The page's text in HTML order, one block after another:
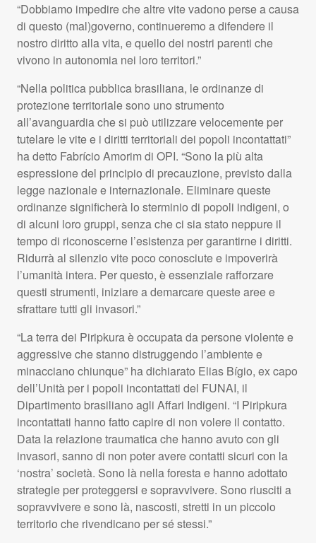
“Dobbiamo impedire che altre vite vadono perse a causa
di questo (mal)governo, continueremo a difendere il
nostro diritto alla vita, e quello dei nostri parenti che
vivono in autonomia nei loro territori.”
“Nella politica pubblica brasiliana, le ordinanze di
protezione territoriale sono uno strumento
all’avanguardia che si può utilizzare velocemente per
tutelare le vite e i diritti territoriali dei popoli incontattati”
ha detto Fabrício Amorim di OPI. “Sono la più alta
espressione del principio di precauzione, previsto dalla
legge nazionale e internazionale. Eliminare queste
ordinanze significherà lo sterminio di popoli indigeni, o
di alcuni loro gruppi, senza che ci sia stato neppure il
tempo di riconoscerne l’esistenza per garantirne i diritti.
Ridurrà al silenzio vite poco conosciute e impoverirà
l’umanità intera. Per questo, è essenziale rafforzare
questi strumenti, iniziare a demarcare queste aree e
sfrattare tutti gli invasori.”
“La terra dei Piripkura è occupata da persone violente e
aggressive che stanno distruggendo l’ambiente e
minacciano chiunque” ha dichiarato Elias Bígio, ex capo
dell’Unità per i popoli incontattati del FUNAI, il
Dipartimento brasiliano agli Affari Indigeni. “I Piripkura
incontattati hanno fatto capire di non volere il contatto.
Data la relazione traumatica che hanno avuto con gli
invasori, sanno di non poter avere contatti sicuri con la
‘nostra’ società. Sono là nella foresta e hanno adottato
strategie per proteggersi e sopravvivere. Sono riusciti a
sopravvivere e sono là, nascosti, stretti in un piccolo
territorio che rivendicano per sé stessi.”